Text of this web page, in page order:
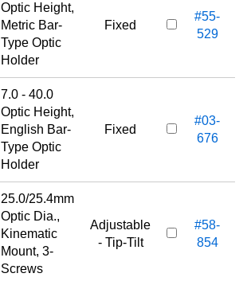
Optic Height,
Metric Bar-
Type Optic
Holder
Fixed
#55-
529
7.0 - 40.0
Optic Height,
English Bar-
Type Optic
Holder
Fixed
#03-
676
25.0/25.4mm
Optic Dia.,
Kinematic
Mount, 3-
Screws
Adjustable
- Tip-Tilt
#58-
854